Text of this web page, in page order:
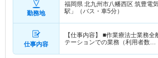
勤務地
福岡県 北九州市八幡西区 筑豊電
駅」（バス・車5分）
仕事内容
【仕事内容】 ■作業療法士業務全
テーションでの業務（利用者数…